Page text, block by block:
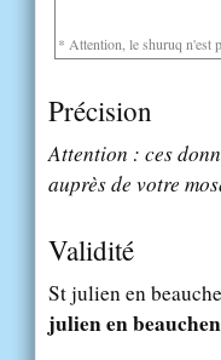
* Attention, le shuruq n'est
Précision
Attention : ces
auprès de votre
Validité
St julien en
julien en